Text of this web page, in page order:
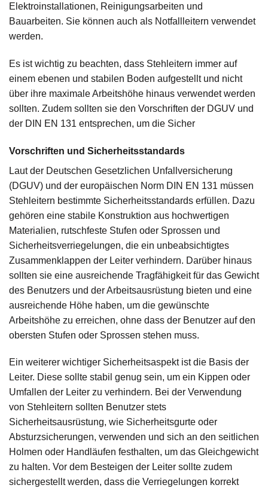
Elektroinstallationen, Reinigungsarbeiten und
Bauarbeiten. Sie können auch als Notfallleitern verwendet
werden.
Es ist wichtig zu beachten, dass Stehleitern immer auf
einem ebenen und stabilen Boden aufgestellt und nicht
über ihre maximale Arbeitshöhe hinaus verwendet werden
sollten. Zudem sollten sie den Vorschriften der DGUV und
der DIN EN 131 entsprechen, um die Sicher
Vorschriften und Sicherheitsstandards
Laut der Deutschen Gesetzlichen Unfallversicherung
(DGUV) und der europäischen Norm DIN EN 131 müssen
Stehleitern bestimmte Sicherheitsstandards erfüllen. Dazu
gehören eine stabile Konstruktion aus hochwertigen
Materialien, rutschfeste Stufen oder Sprossen und
Sicherheitsverriegelungen, die ein unbeabsichtigtes
Zusammenklappen der Leiter verhindern. Darüber hinaus
sollten sie eine ausreichende Tragfähigkeit für das Gewicht
des Benutzers und der Arbeitsausrüstung bieten und eine
ausreichende Höhe haben, um die gewünschte
Arbeitshöhe zu erreichen, ohne dass der Benutzer auf den
obersten Stufen oder Sprossen stehen muss.
Ein weiterer wichtiger Sicherheitsaspekt ist die Basis der
Leiter. Diese sollte stabil genug sein, um ein Kippen oder
Umfallen der Leiter zu verhindern. Bei der Verwendung
von Stehleitern sollten Benutzer stets
Sicherheitsausrüstung, wie Sicherheitsgurte oder
Absturzsicherungen, verwenden und sich an den seitlichen
Holmen oder Handläufen festhalten, um das Gleichgewicht
zu halten. Vor dem Besteigen der Leiter sollte zudem
sichergestellt werden, dass die Verriegelungen korrekt